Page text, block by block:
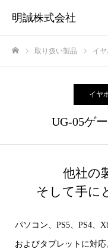
明誠株式会社
取り扱い製品 イ
イヤ
UG-05ゲ
他社の
そして手に
パソコン、PS5、PS4、
およびタブレットに対